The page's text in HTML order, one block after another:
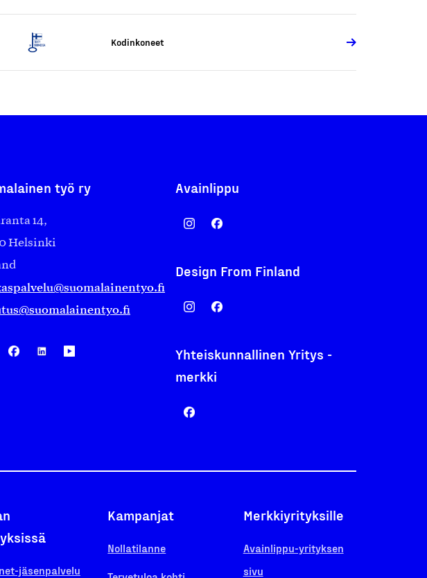
Kodinkoneet
työ ry
14,
Helsinki
Avainlippu
Design From Finland
Yhteiskunnallinen Yritys -
merkki
jäsenpalvelu
Kampanjat
Nollatilanne
Merkkiyrityksille
Avainlippu-yrityksen
sivu